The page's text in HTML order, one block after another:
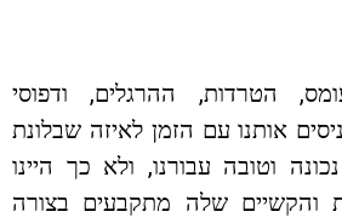
הטרדות, ההרגלים, ודפוסי
אותנו עם הזמן לאיזה שבלונת
וטובה עבורנו, ולא כך היינו
והקשיים שלה מתקבעים בצורה